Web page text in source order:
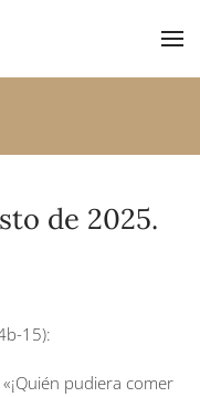
de 2025.
15):
pudiera comer